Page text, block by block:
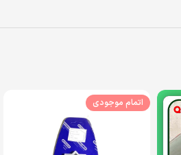
اتمام موجودی